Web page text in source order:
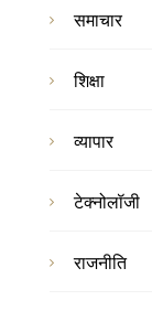
समाचार
शिक्षा
व्यापार
टेक्नोलॉजी
राजनीति